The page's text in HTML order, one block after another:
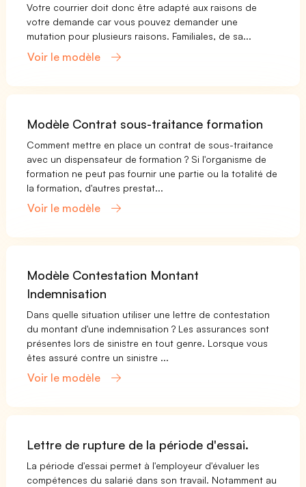
Votre courrier doit donc être adapté aux raisons de
votre demande car vous pouvez demander une
mutation pour plusieurs raisons. Familiales, de sa...
Voir le modèle
Modèle Contrat sous-traitance formation
Comment mettre en place un contrat de sous-traitance
avec un dispensateur de formation ? Si l'organisme de
formation ne peut pas fournir une partie ou la totalité de
la formation, d'autres prestat...
Voir le modèle
Modèle Contestation Montant
Indemnisation
Dans quelle situation utiliser une lettre de contestation
du montant d'une indemnisation ? Les assurances sont
présentes lors de sinistre en tout genre. Lorsque vous
êtes assuré contre un sinistre ...
Voir le modèle
Lettre de rupture de la période d'essai.
La période d'essai permet à l'employeur d'évaluer les
compétences du salarié dans son travail. Notamment au